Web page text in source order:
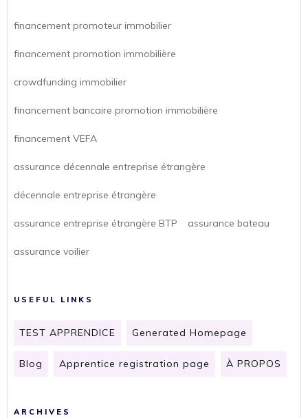
financement promoteur immobilier
financement promotion immobilière
crowdfunding immobilier
financement bancaire promotion immobilière
financement VEFA
assurance décennale entreprise étrangère
décennale entreprise étrangère
assurance entreprise étrangère BTP assurance bateau
assurance voilier
USEFUL LINKS
TEST APPRENDICE Generated Homepage
Blog Apprentice registration page À PROPOS
ARCHIVES